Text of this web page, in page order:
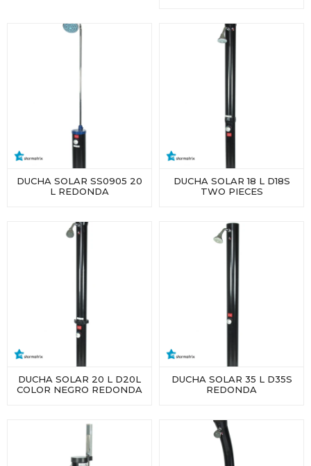
DUCHA SOLAR SS0905 20
L REDONDA
DUCHA SOLAR 18 L D18S
TWO PIECES
DUCHA SOLAR 20 L D20L
COLOR NEGRO REDONDA
DUCHA SOLAR 35 L D35S
REDONDA